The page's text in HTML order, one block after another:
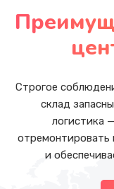
Строгое
склад
логистика
отремонтировать
и